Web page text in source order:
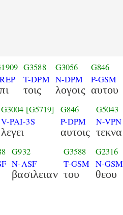
G3588
T-DPM
τοις
G3056
N-DPM
λογοις
G846
P-GSM
αυτου
G3004 [G5719]
V-PAI-3S
λεγει
G846
P-DPM
αυτοις
G5043
N-VPN
τεκνα
G932
N-ASF
βασιλειαν
G3588
T-GSM
του
G2316
N-GSM
θεου